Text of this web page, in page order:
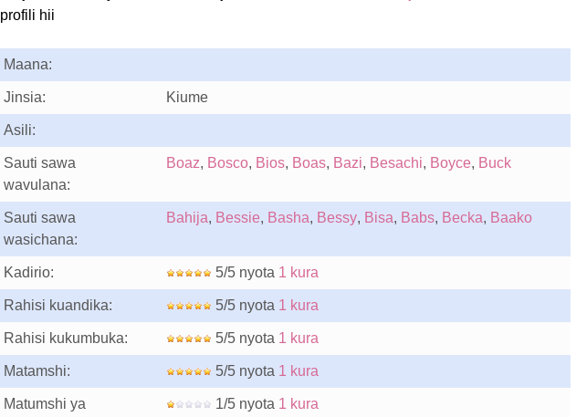
profili hii
Maana:
Jinsia: Kiume
Asili:
Sauti sawa
wavulana:
Boaz, Bosco, Bios, Boas, Bazi, Besachi, Boyce, Buck
Sauti sawa
wasichana:
Bahija, Bessie, Basha, Bessy, Bisa, Babs, Becka, Baako
Kadirio: 5/5 nyota 1 kura
Rahisi kuandika: 5/5 nyota 1 kura
Rahisi kukumbuka: 5/5 nyota 1 kura
Matamshi: 5/5 nyota 1 kura
Matumshi ya
1/5 nyota 1 kura